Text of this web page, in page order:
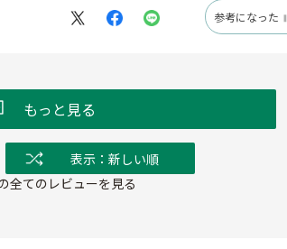
参考になった
もっと見る
表示：新しい順
全てのレビューを見る